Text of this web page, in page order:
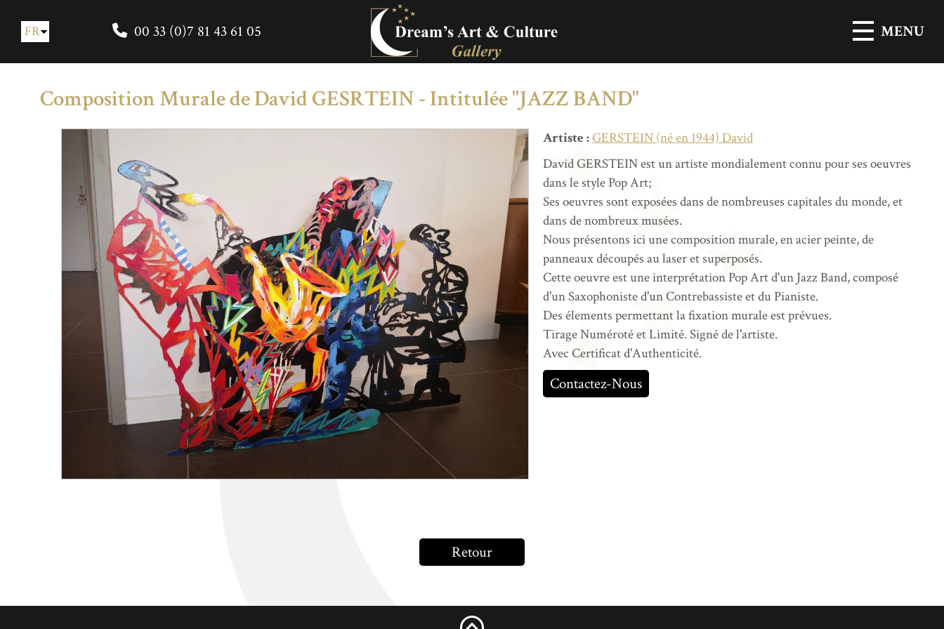
00 33 (0)7 81 43 61 05 MENU
FR
Composition Murale de David GESRTEIN - Intitulée "JAZZ BAND"
Artiste :GERSTEIN (né en 1944) David
David GERSTEIN est un artiste mondialement connu pour ses oeuvres
dans le style Pop Art;
Ses oeuvres sont exposées dans de nombreuses capitales du monde, et
dans de nombreux musées.
Nous présentons ici une composition murale, en acier peinte, de
panneaux découpés au laser et superposés.
Cette oeuvre est une interprétation Pop Art d'un Jazz Band, composé
d'un Saxophoniste d'un Contrebassiste et du Pianiste.
Des élements permettant la fixation murale est prévues.
Tirage Numéroté et Limité. Signé de l'artiste.
Avec Certificat d'Authenticité.
Contactez-Nous
Retour